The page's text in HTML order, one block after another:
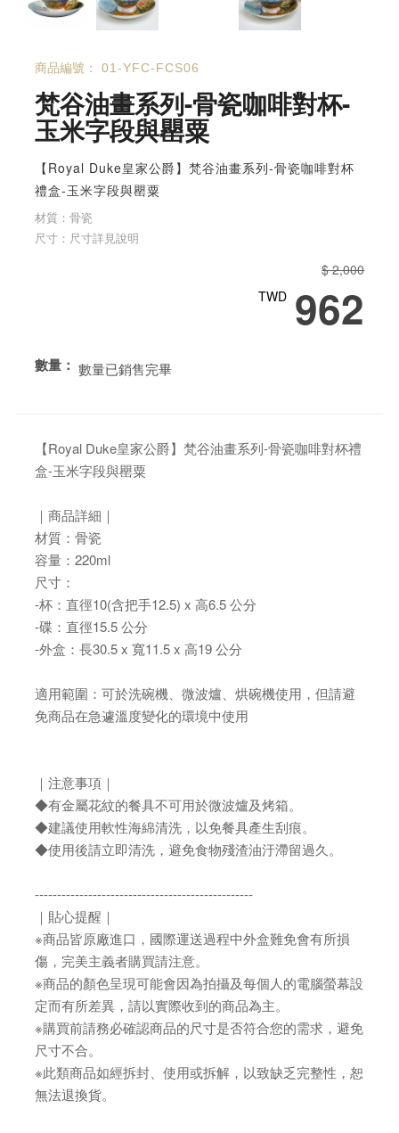
商品編號： 01-YFC-FCS06
梵谷油畫系列-骨瓷咖啡對杯-
玉米字段與罌粟
【Royal Duke皇家公爵】梵谷油畫系列-骨瓷咖啡對杯
禮盒-玉米字段與罌粟
材質：骨瓷
尺寸：尺寸詳見說明
$ 2,000
TWD 962
數量： 數量已銷售完畢
【Royal Duke皇家公爵】梵谷油畫系列-骨瓷咖啡對杯禮
盒-玉米字段與罌粟
｜商品詳細｜
材質：骨瓷
容量：220ml
尺寸：
-杯：直徑10(含把手12.5) x 高6.5 公分
-碟：直徑15.5 公分
-外盒：長30.5 x 寬11.5 x 高19 公分
適用範圍：可於洗碗機、微波爐、烘碗機使用，但請避
免商品在急遽溫度變化的環境中使用
｜注意事項｜
◆有金屬花紋的餐具不可用於微波爐及烤箱。
◆建議使用軟性海綿清洗，以免餐具產生刮痕。
◆使用後請立即清洗，避免食物殘渣油汙滯留過久。
-------------------------------------------------
｜貼心提醒｜
※商品皆原廠進口，國際運送過程中外盒難免會有所損
傷，完美主義者購買請注意。
※商品的顏色呈現可能會因為拍攝及每個人的電腦螢幕設
定而有所差異，請以實際收到的商品為主。
※購買前請務必確認商品的尺寸是否符合您的需求，避免
尺寸不合。
※此類商品如經拆封、使用或拆解，以致缺乏完整性，恕
無法退換貨。